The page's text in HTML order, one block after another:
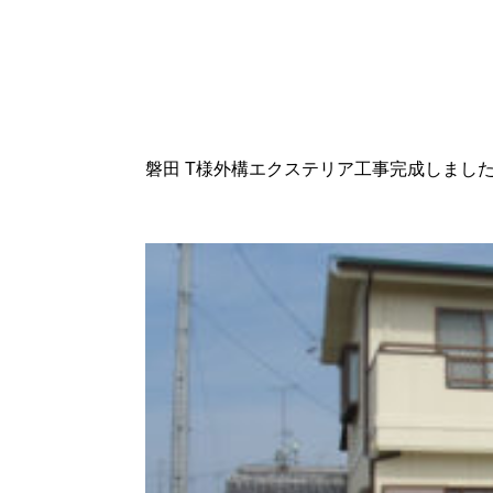
磐田 T様外構エクステリア工事完成しまし